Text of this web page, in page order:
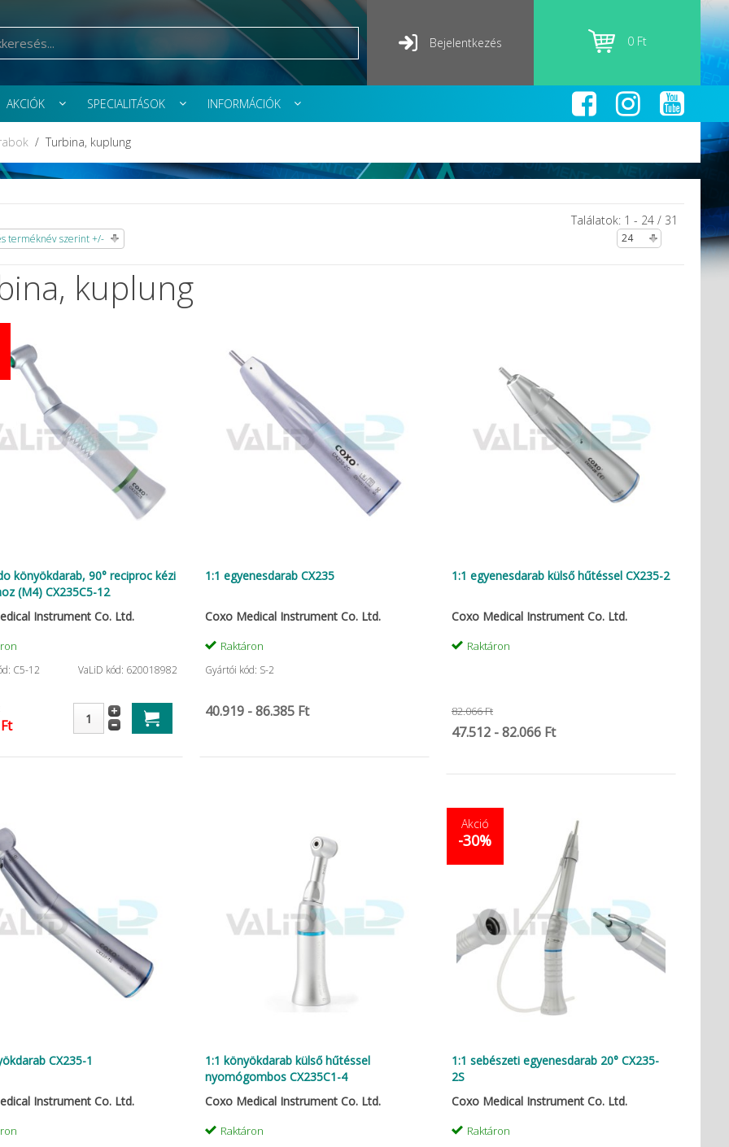
Bejelentkezés 0 Ft
AKCIÓK SPECIALITÁSOK INFORMÁCIÓK
Turbina, kuplung
terméknév szerint +/-
Találatok: 1 - 24 / 31
kuplung
könyökdarab, 90° reciproc kézi
(M4) CX235C5-12
Instrument Co. Ltd.
C5-12 VaLiD kód: 620018982
1:1 egyenesdarab CX235
Coxo Medical Instrument Co. Ltd.
Raktáron
Gyártói kód: S-2
40.919 - 86.385 Ft
1:1 egyenesdarab külső hűtéssel CX235-2
Coxo Medical Instrument Co. Ltd.
Raktáron
82.066 Ft
47.512 - 82.066 Ft
CX235-1
Instrument Co. Ltd.
1:1 könyökdarab külső hűtéssel
nyomógombos CX235C1-4
Coxo Medical Instrument Co. Ltd.
Raktáron
Akció
-30%
1:1 sebészeti egyenesdarab 20° CX235-
2S
Coxo Medical Instrument Co. Ltd.
Raktáron